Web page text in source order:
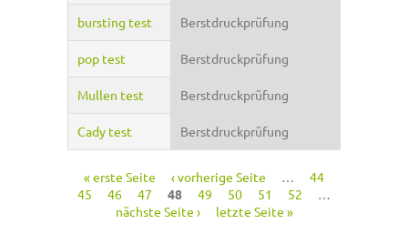
bursting test Berstdruckprüfung
pop test Berstdruckprüfung
Mullen test Berstdruckprüfung
Cady test Berstdruckprüfung
Seiten
« erste Seite ‹ vorherige Seite …
44
45
46 47 48 49 50 51 52
…
nächste Seite ›
letzte Seite »